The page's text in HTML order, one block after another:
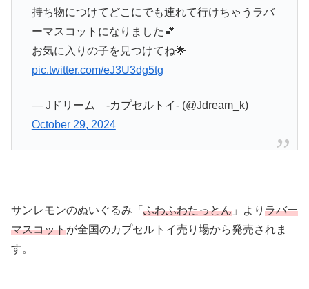
持ち物につけてどこにでも連れて行けちゃうラバ
ーマスコットになりました💕
お気に入りの子を見つけてね🌟
pic.twitter.com/eJ3U3dg5tg
— Jドリーム -カプセルトイ- (@Jdream_k)
October 29, 2024
サンレモンのぬいぐるみ「 ふわふわたっとん 」より ラバー
マスコットが全国のカプセルトイ売り場から発売されま
す。